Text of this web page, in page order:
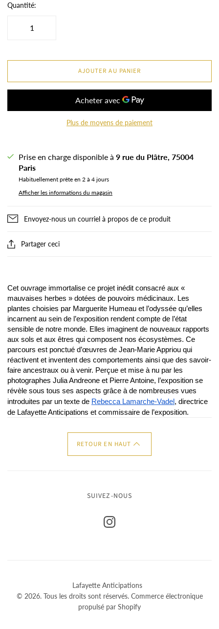
Quantité:
AJOUTER AU PANIER
Plus de moyens de paiement
Prise en charge disponible à 9 rue du Plâtre, 75004
Paris
Habituellement prête en 2 à 4 jours
Afficher les informations du magasin
Envoyez-nous un courriel à propos de ce produit
Partager ceci
Cet ouvrage immortalise ce projet inédit consacré aux «
mauvaises herbes » dotées de pouvoirs médicinaux. Les
plantes choisies par Marguerite Humeau et l’odyssée qu’elles
incarnent au sein de l’exposition rendent compte de l’état
sensible de notre monde. Elles imaginent de nouveaux rapports
aux sols et aux êtres qui composent nos écosystèmes. Ce
parcours est ponctué d’œuvres de Jean-Marie Appriou qui
réactivent et inventent des comportements ainsi que des savoir-
faire ancestraux ou à venir. Perçue et mise à nu par les
photographes Julia Andreone et Pierre Antoine, l’exposition se
révèle sous tous ses aspects grâce à de nombreuses vues
introduites par un texte de Rebecca Lamarche-Vadel, directrice
de Lafayette Anticipations et commissaire de l’exposition.
RETOUR EN HAUT
SUIVEZ-NOUS
Lafayette Anticipations
© 2026. Tous les droits sont réservés. Commerce électronique
propulsé par Shopify